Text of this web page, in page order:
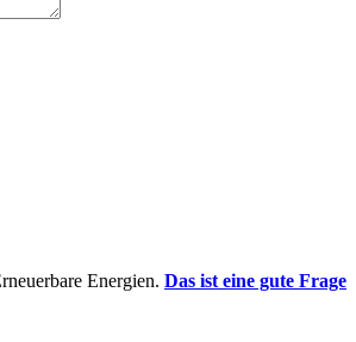
Energien. Das ist eine gute Frage